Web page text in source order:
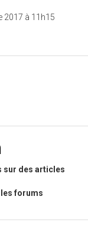
2017 à 11h15
sur des articles
forums